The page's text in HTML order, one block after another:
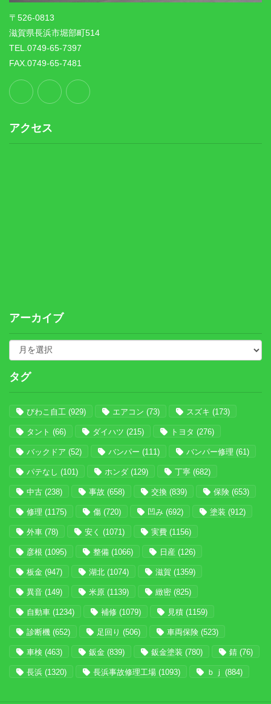
〒526-0813
滋賀県長浜市堀部町514
TEL.0749-65-7397
FAX.0749-65-7481
アクセス
アーカイブ
タグ
びわこ自工 (929) エアコン (73) スズキ (173)
タント (66) ダイハツ (215) トヨタ (276)
バックドア (52) バンパー (111) バンパー修理 (61)
パテなし (101) ホンダ (129) 丁寧 (682)
中古 (238) 事故 (658) 交換 (839) 保険 (653)
修理 (1175) 傷 (720) 凹み (692) 塗装 (912)
外車 (78) 安く (1071) 実費 (1156)
彦根 (1095) 整備 (1066) 日産 (126)
板金 (947) 湖北 (1074) 滋賀 (1359)
異音 (149) 米原 (1139) 緻密 (825)
自動車 (1234) 補修 (1079) 見積 (1159)
診断機 (652) 足回り (506) 車両保険 (523)
車検 (463) 鈑金 (839) 鈑金塗装 (780) 錆 (76)
長浜 (1320) 長浜事故修理工場 (1093) ｂｊ (884)